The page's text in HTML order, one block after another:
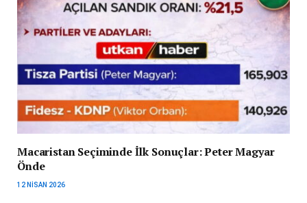
Macaristan Seçiminde İlk Sonuçlar: Peter Magyar
Önde
12 NISAN 2026